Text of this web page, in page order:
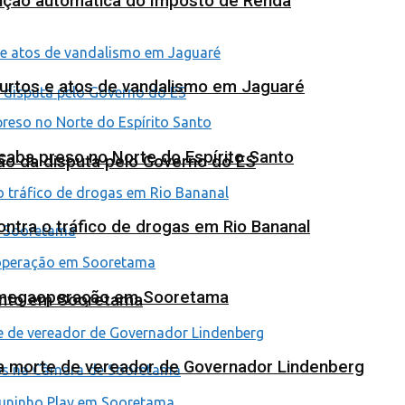
da disputa pelo Governo do ES
em Sooretama
e atos de vandalismo em Jaguaré
preso no Norte do Espírito Santo
o tráfico de drogas em Rio Bananal
em Sooretama
de vereador de Governador Lindenberg